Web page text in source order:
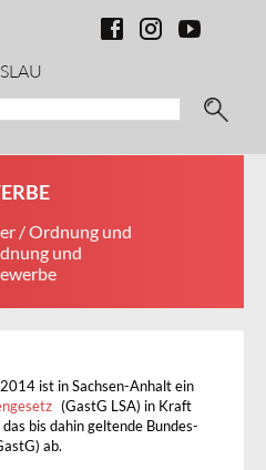
/Ordnung und
und
ist in Sachsen-Anhalt ein
(GastG LSA) in Kraft
bis dahin geltende Bundes-
ab.